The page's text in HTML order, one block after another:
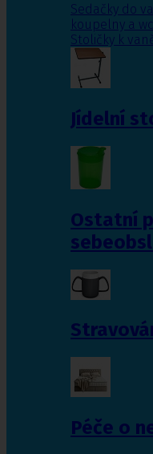
Sedačky do
koupelny a wc
Stoličky k
Jídelní
Ostatní
Péče o